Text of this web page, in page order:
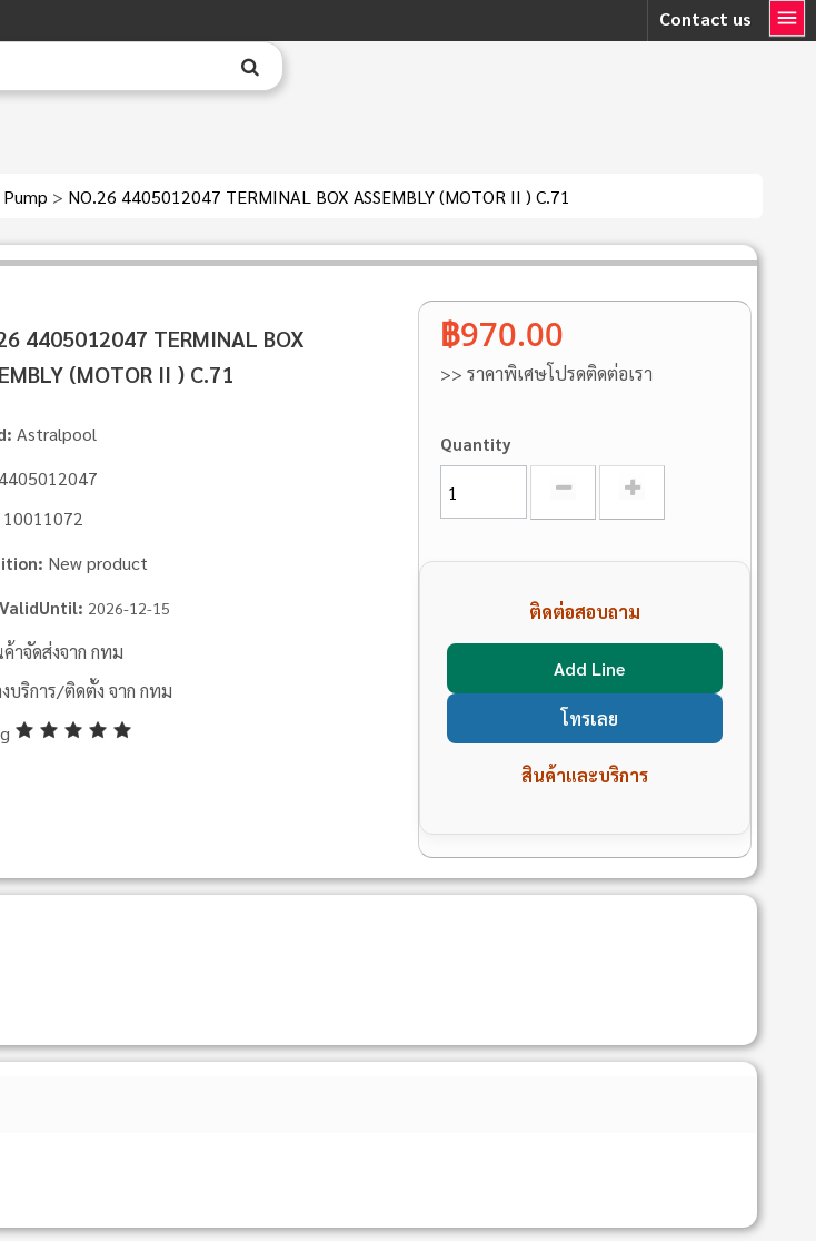
Contact us
> NO.26 4405012047 TERMINAL BOX ASSEMBLY (MOTOR II ) C.71
4405012047 TERMINAL BOX
(MOTOR II ) C.71
Astralpool
4405012047
10011072
New product
2026-12-15
าจัดส่งจาก กทม
บริการ/ติดตั้ง จาก กทม
฿970.00
>> ราคาพิเศษโปรดติดต่อเรา
Quantity
ติดต่อสอบถาม
Add Line
โทรเลย
สินค้าและบริการ